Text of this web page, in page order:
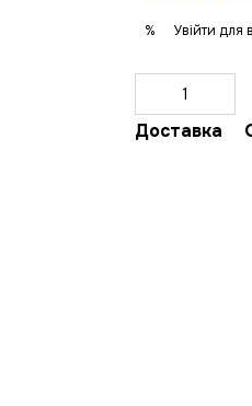
% Увійти для
Доставка